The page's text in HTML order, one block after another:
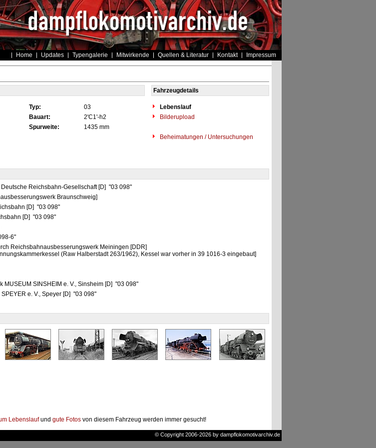
Home Updates Typengalerie Mitwirkende Quellen & Literatur Kontakt Impressum
Fahrzeugdetails
Typ: 03
Lebenslauf
Bauart: 2'C1'-h2
Bilderupload
Spurweite:
1435 mm
Beheimatungen / Untersuchungen
Reichsbahn-Gesellschaft [D] "03 098"
Braunschweig]
[D] "03 098"
[D] "03 098"
6"
Reichsbahnausbesserungswerk Meiningen [DDR]
(Raw Halberstadt 263/1962), Kessel war vorher in 39 1016-3 eingebaut]
MUSEUM SINSHEIM e. V., Sinsheim [D] "03 098"
e. V., Speyer [D] "03 098"
Lebenslaufund gute Fotos von diesem Fahrzeug werden immer gesucht!
© Copyright 2006-2026 by dampflokomotivarchiv.de